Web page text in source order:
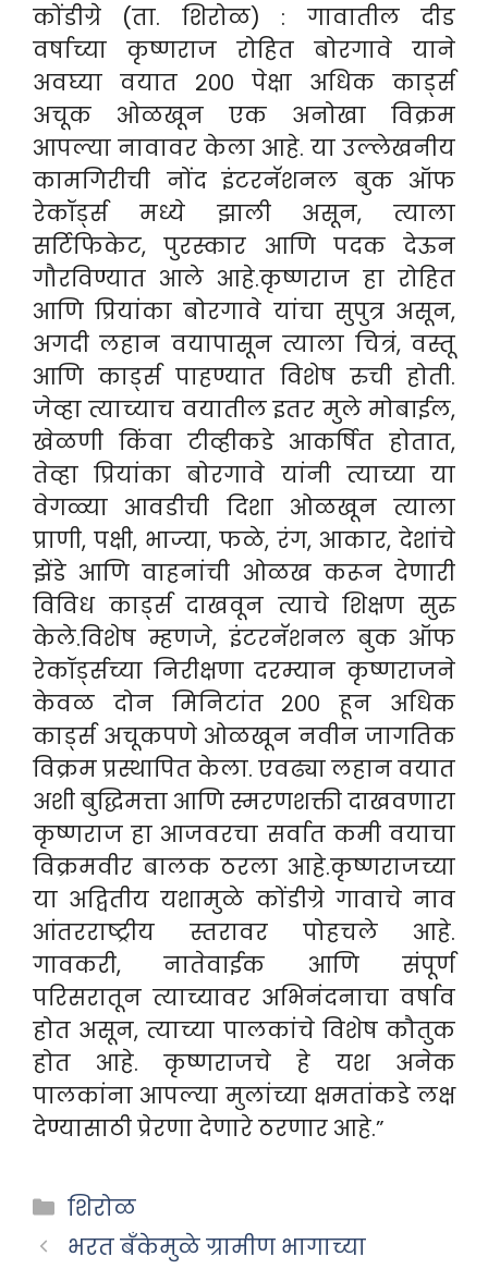
कोंडीग्रे (ता. शिरोळ) : गावातील दीड
वर्षाच्या कृष्णराज रोहित बोरगावे याने
अवघ्या वयात २०० पेक्षा अधिक कार्ड्स
अचूक ओळखून एक अनोखा विक्रम
आपल्या नावावर केला आहे. या उल्लेखनीय
कामगिरीची नोंद इंटरनॅशनल बुक ऑफ
रेकॉर्ड्स मध्ये झाली असून, त्याला
सर्टिफिकेट, पुरस्कार आणि पदक देऊन
गौरविण्यात आले आहे.कृष्णराज हा रोहित
आणि प्रियांका बोरगावे यांचा सुपुत्र असून,
अगदी लहान वयापासून त्याला चित्रं, वस्तू
आणि कार्ड्स पाहण्यात विशेष रुची होती.
जेव्हा त्याच्याच वयातील इतर मुले मोबाईल,
खेळणी किंवा टीव्हीकडे आकर्षित होतात,
तेव्हा प्रियांका बोरगावे यांनी त्याच्या या
वेगळ्या आवडीची दिशा ओळखून त्याला
प्राणी, पक्षी, भाज्या, फळे, रंग, आकार, देशांचे
झेंडे आणि वाहनांची ओळख करून देणारी
विविध कार्ड्स दाखवून त्याचे शिक्षण सुरु
केले.विशेष म्हणजे, इंटरनॅशनल बुक ऑफ
रेकॉर्ड्सच्या निरीक्षणा दरम्यान कृष्णराजने
केवळ दोन मिनिटांत २०० हून अधिक
कार्ड्स अचूकपणे ओळखून नवीन जागतिक
विक्रम प्रस्थापित केला. एवढ्या लहान वयात
अशी बुद्धिमत्ता आणि स्मरणशक्ती दाखवणारा
कृष्णराज हा आजवरचा सर्वात कमी वयाचा
विक्रमवीर बालक ठरला आहे.कृष्णराजच्या
या अद्वितीय यशामुळे कोंडीग्रे गावाचे नाव
आंतरराष्ट्रीय स्तरावर पोहचले आहे.
गावकरी, नातेवाईक आणि संपूर्ण
परिसरातून त्याच्यावर अभिनंदनाचा वर्षाव
होत असून, त्याच्या पालकांचे विशेष कौतुक
होत आहे. कृष्णराजचे हे यश अनेक
पालकांना आपल्या मुलांच्या क्षमतांकडे लक्ष
देण्यासाठी प्रेरणा देणारे ठरणार आहे.”
Categories
शिरोळ
भरत बँकेमुळे ग्रामीण भागाच्या